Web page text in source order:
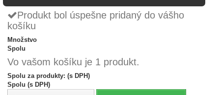
Produkt bol úspešne pridaný do vášho
košíku
Množstvo
Spolu
Vo vašom košíku je 1 produkt.
Spolu za produkty: (s DPH)
Spolu (s DPH)